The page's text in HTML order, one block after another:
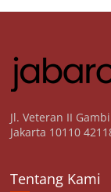
Jl. Veteran II
Jakarta 10110
Tentang Kami